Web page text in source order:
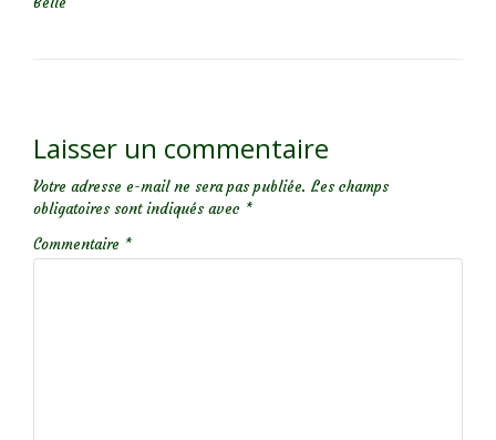
Laisser un commentaire
Votre adresse e-mail ne sera pas publiée. Les champs
obligatoires sont indiqués avec *
Commentaire *